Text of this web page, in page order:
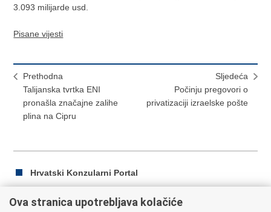
3.093 milijarde usd.
Pisane vijesti
Prethodna
Talijanska tvrtka ENI
pronašla značajne zalihe
plina na Cipru
Sljedeća
Počinju pregovori o
privatizaciji izraelske pošte
Hrvatski Konzularni Portal
Ova stranica upotrebljava kolačiće